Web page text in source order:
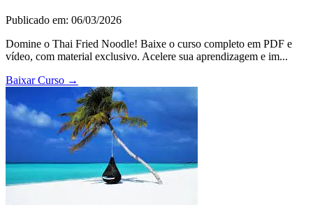
Publicado em: 06/03/2026
Domine o Thai Fried Noodle! Baixe o curso completo em PDF e
vídeo, com material exclusivo. Acelere sua aprendizagem e im...
Baixar Curso →